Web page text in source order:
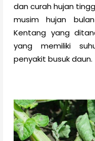
dan curah hujan
musim hujan
Kentang yang
yang memiliki
penyakit busuk daun.